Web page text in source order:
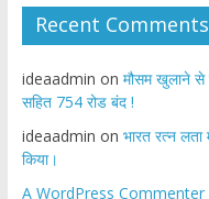
Recent Comments
ideaadmin on मौसम खुलाने से
सहित 754 रोड बंद !
ideaadmin on भारत रत्न
किया।
A WordPress Commenter